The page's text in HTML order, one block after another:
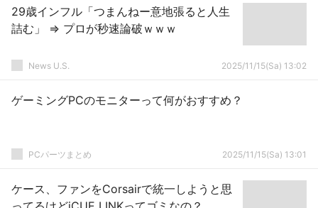
29歳インフル「つまんねー意地張ると人生
詰む」 ⇒ プロが秒速論破ｗｗｗ
News U.S. 2025/11/15(Sa) 13:02
ゲーミングPCのモニターって何がおすすめ？
PCパーツまとめ 2025/11/15(Sa) 13:01
ケース、ファンをCorsairで統一しようと思